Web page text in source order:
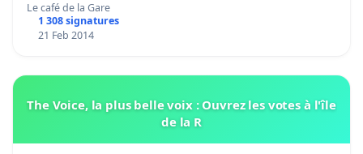
Le café de la Gare
1 308 signatures
21 Feb 2014
The Voice, la plus belle voix : Ouvrez les votes à l'île
de la R